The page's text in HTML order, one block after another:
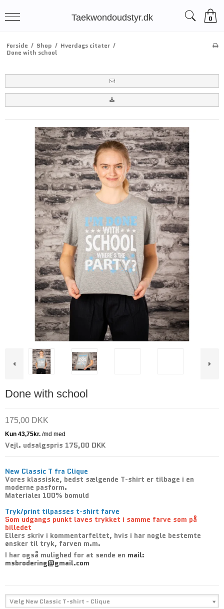
Taekwondoudstyr.dk 0
Forside / Shop / Hverdags citater /
Done with school
Done with school
175,00 DKK
Vejl. udsalgspris 175,00 DKK
New Classic T fra Clique
Vores klassiske, bedst sælgende T-shirt er tilbage i en
moderne pasform.
Materiale: 100% bomuld
Tryk/print tilpasses t-shirt farve
Som udgangs punkt laves trykket i samme farve som på
billedet
Ellers skriv i kommentarfeltet, hvis i har nogle bestemte
ønsker til tryk, farven m.m.
I har også mulighed for at sende en mail:
msbrodering@gmail.com
Vælg New Classic T-shirt - Clique